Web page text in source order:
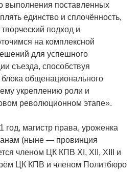
выполнения поставленных
единство и сплочённость,
подход и
на комплексной
для успешного
съезда, способствуя
общенационального
укреплению роли и
революционном этапе».
год, магистр права, уроженка
(ныне — провинция
членом ЦК КПВ XI, XII, XIII и
ЦК КПВ и членом Политбюро